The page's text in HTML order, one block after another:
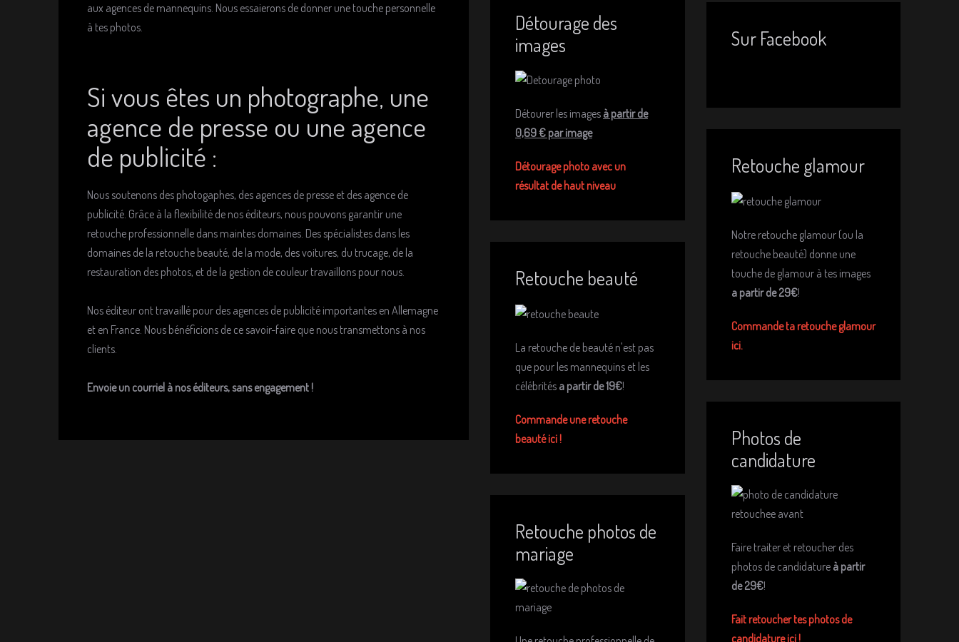
aux agences de mannequins. Nous essaierons de donner une touche personnelle
à tes photos.
Si vous êtes un photographe, une
agence de presse ou une agence
de publicité :
Nous soutenons des photogaphes, des agences de presse et des agence de
publicité. Grâce à la flexibilité de nos éditeurs, nous pouvons garantir une
retouche professionnelle dans maintes domaines. Des spécialistes dans les
domaines de la retouche beauté, de la mode, des voitures, du trucage, de la
restauration des photos, et de la gestion de couleur travaillons pour nous.
Nos éditeur ont travaillé pour des agences de publicité importantes en Allemagne
et en France. Nous bénéficions de ce savoir-faire que nous transmettons à nos
clients.
Envoie un courriel à nos éditeurs, sans engagement !
Détourage des
images
Détourer les images à partir de
0,69 € par image
Détourage photo avec un
résultat de haut niveau
Retouche beauté
La retouche de beauté n'est pas
que pour les mannequins et les
célébrités a partir de 19€!
Commande une retouche
beauté ici !
Retouche photos de
mariage
Sur Facebook
Retouche glamour
Notre retouche glamour (ou la
retouche beauté) donne une
touche de glamour à tes images
a partir de 29€!
Commande ta retouche glamour
ici.
Photos de
candidature
Faire traiter et retoucher des
photos de candidature à partir
de 29€!
Fait retoucher tes photos de
candidature ici !